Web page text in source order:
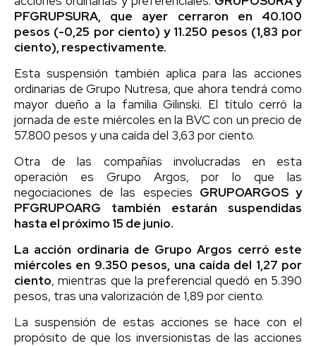
PFGRUPSURA, que ayer cerraron en 40.100
pesos (-0,25 por ciento) y 11.250 pesos (1,83 por
ciento), respectivamente.
Esta suspensión también aplica para las acciones
ordinarias de Grupo Nutresa, que ahora tendrá como
mayor dueño a la familia Gilinski. El título cerró la
jornada de este miércoles en la BVC con un precio de
57.800 pesos y una caída del 3,63 por ciento.
Otra de las compañías involucradas en esta
operación es Grupo Argos, por lo que las
negociaciones de las especies GRUPOARGOS y
PFGRUPOARG también estarán suspendidas
hasta el próximo 15 de junio.
La acción ordinaria de Grupo Argos cerró este
miércoles en 9.350 pesos, una caída del 1,27 por
ciento, mientras que la preferencial quedó en 5.390
pesos, tras una valorización de 1,89 por ciento.
La suspensión de estas acciones se hace con el
propósito de que los inversionistas de las acciones